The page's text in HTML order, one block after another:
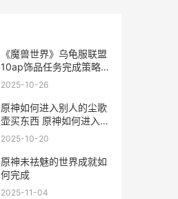
《魔兽世界》乌龟服联盟
10ap饰品任务完成策略
魔兽世界乌龟坐骑在哪里
2025-10-26
原神如何进入别人的尘歌
壶买东西 原神如何进入别
的服务器
2025-10-20
原神未祛魅的世界成就如
何完成
2025-11-04